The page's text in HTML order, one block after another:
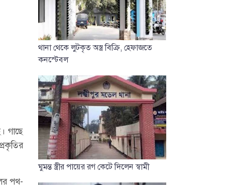
গাছে
পথ-
থানা থেকে লুটকৃত অস্ত্র বিক্রি, হেফাজতে
কনস্টেবল
ঘুমন্ত স্ত্রীর পায়ের রগ কেটে দিলেন স্বামী